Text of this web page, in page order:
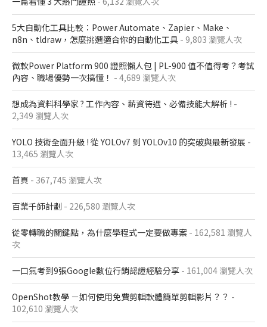
5大自動化工具比較：Power Automate、Zapier、Make、
n8n、tldraw，怎麼挑選適合你的自動化工具 - 9,803 瀏覽人次
微軟Power Platform 900​ 證照懶人包​ | PL-900 值不值得考？考試
內容、職場優勢一次搞懂​！ - 4,689 瀏覽人次
想成為資料科學家 ? 工作內容、薪資待遇、必備技能大解析 ! -
2,349 瀏覽人次
YOLO 技術全面升級 ! 從 YOLOv7 到 YOLOv10 的突破與最新發展 -
13,465 瀏覽人次
首頁 - 367,745 瀏覽人次
百業千師計劃 - 226,580 瀏覽人次
從零轉職的關鍵點，為什麼學程式一定要做專案 - 162,581 瀏覽人
次
一口氣考到9張Google數位行銷認證經驗分享 - 161,004 瀏覽人次
OpenShot教學 －如何使用免費剪輯軟體簡單剪輯影片？？ -
102,610 瀏覽人次